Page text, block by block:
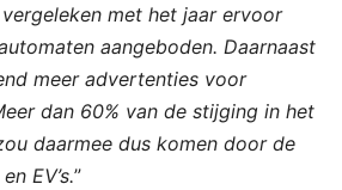
met het jaar ervoor
aangeboden. Daarnaast
meer advertenties voor
dan 60% van de stijging in het
daarmee dus komen door de
EV’s.”